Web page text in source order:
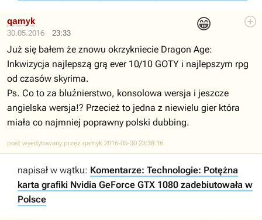
30.05.2016 23:33
😁
qamyk
Już się bałem że znowu okrzykniecie Dragon Age:
Inkwizycja najlepszą grą ever 10/10 GOTY i najlepszym rpg
od czasów skyrima.
Ps. Co to za bluźnierstwo, konsolowa wersja i jeszcze
angielska wersja!? Przecież to jedna z niewielu gier która
miała co najmniej poprawny polski dubbing.
post wyedytowany przez qamyk 2016-05-30 23:38:16
napisał w wątku: Komentarze: Technologie: Potężna
karta grafiki Nvidia GeForce GTX 1080 zadebiutowała w
Polsce